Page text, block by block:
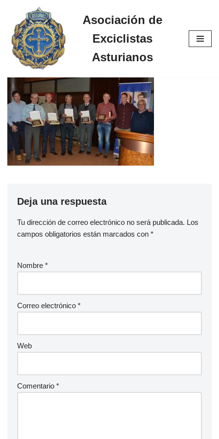
Saltar
al
contenido
Asociación de
Exciclistas
Asturianos
Deja una respuesta
Tu dirección de correo electrónico no será publicada. Los
campos obligatorios están marcados con *
Nombre *
Correo electrónico *
Web
Comentario *